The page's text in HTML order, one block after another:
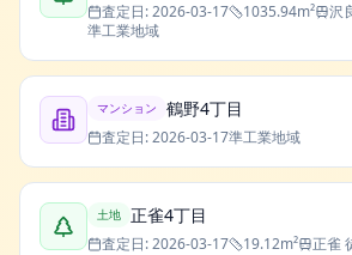
査定日:2026-03-17 1035.94m² 沢
準工業地域
マンション 鶴野4丁目
査定日:2026-03-17準工業地域
土地 正雀4丁目
査定日:2026-03-17 19.12m² 正雀